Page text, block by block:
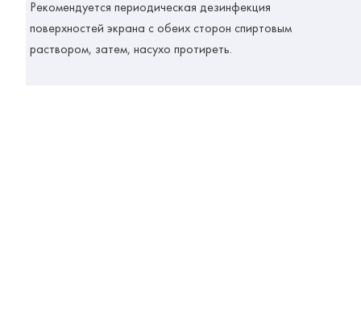
Рекомендуется периодическая дезинфекция
поверхностей экрана с обеих сторон спиртовым
раствором, затем, насухо протиреть.